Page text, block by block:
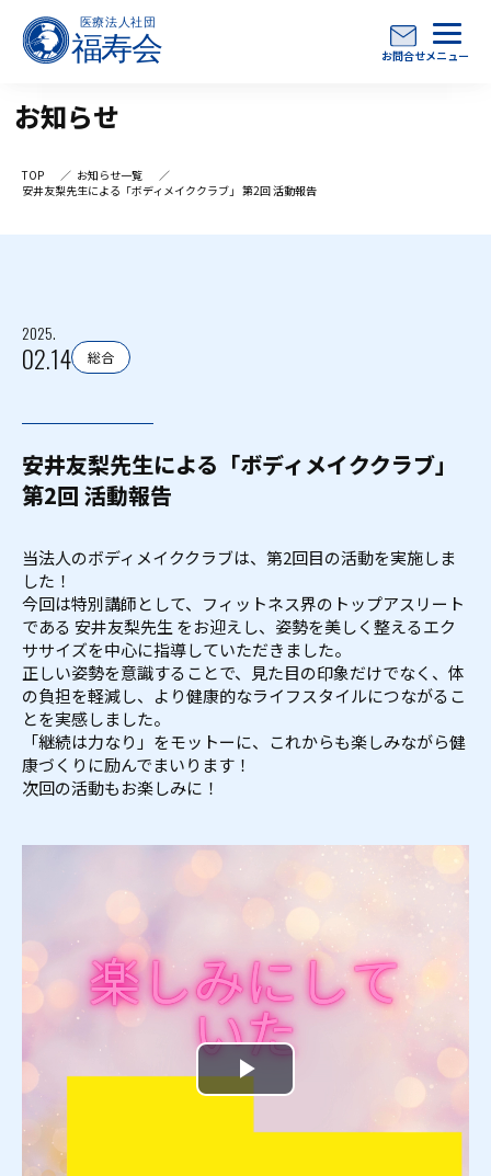
お問合せメニュー
お知らせ
TOP
お知らせ一覧
安井友梨先生による「ボディメイククラブ」 第2回 活動報告
2025.
02.14 総合
安井友梨先生による「ボディメイククラブ」
第2回 活動報告
当法人のボディメイククラブは、第2回目の活動を実施しま
した！
今回は特別講師として、フィットネス界のトップアスリート
である 安井友梨先生 をお迎えし、姿勢を美しく整えるエク
ササイズを中心に指導していただきました。
正しい姿勢を意識することで、見た目の印象だけでなく、体
の負担を軽減し、より健康的なライフスタイルにつながるこ
とを実感しました。
「継続は力なり」をモットーに、これからも楽しみながら健
康づくりに励んでまいります！
次回の活動もお楽しみに！
Play
Video